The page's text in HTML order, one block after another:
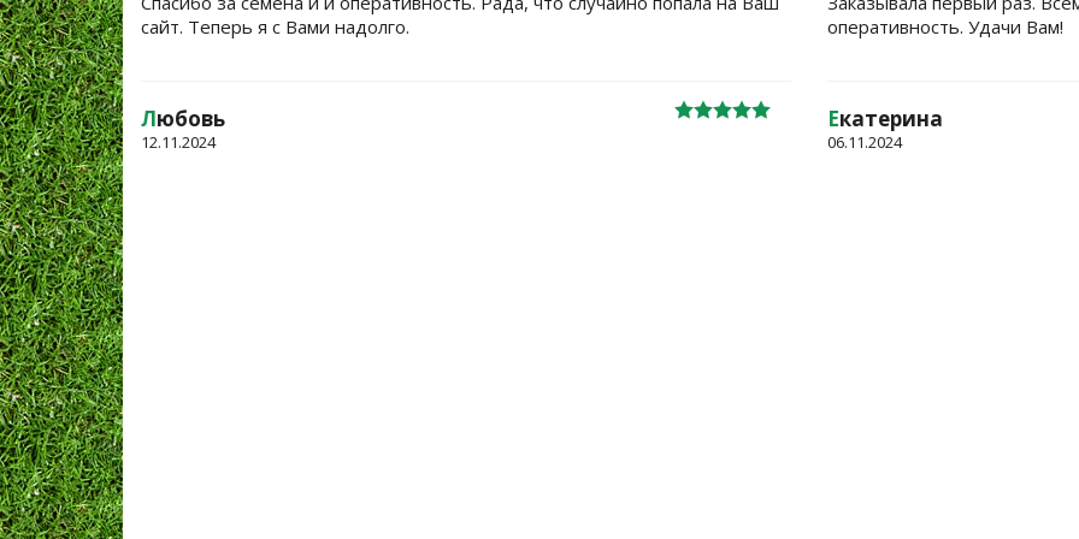
сайт. Теперь я с Вами надолго.
Любовь
12.11.2024
оперативность. Удачи Вам!
Екатерина
06.11.2024